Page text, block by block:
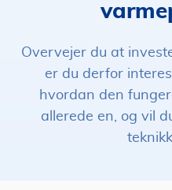
Overvejer du at
er du derfor
hvordan den
allerede en, og vil